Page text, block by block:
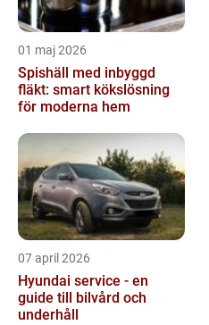
01 maj 2026
Spishäll med inbyggd
fläkt: smart kökslösning
för moderna hem
07 april 2026
Hyundai service - en
guide till bilvård och
underhåll